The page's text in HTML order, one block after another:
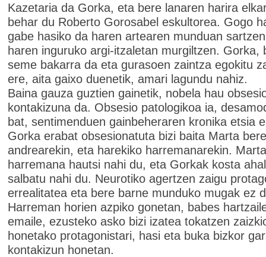
Kazetaria da Gorka, eta bere lanaren harira
behar du Roberto Gorosabel eskultorea. Gogo
gabe hasiko da haren artearen munduan
haren inguruko argi-itzaletan murgiltzen. Gorka,
seme bakarra da eta gurasoen zaintza egokitu
ere, aita gaixo duenetik, amari lagundu nahiz.
Baina gauza guztien gainetik, nobela hau
kontakizuna da. Obsesio patologikoa ia,
bat, sentimenduen gainbeheraren kronika etsia
Gorka erabat obsesionatuta bizi baita Marta bere
andrearekin, eta harekiko harremanarekin.
harremana hautsi nahi du, eta Gorkak kosta
salbatu nahi du. Neurotiko agertzen zaigu
errealitatea eta bere barne munduko mugak ez
Harreman horien azpiko gonetan, babes
emaile, ezusteko asko bizi izatea tokatzen
honetako protagonistari, hasi eta buka bizkor
kontakizun honetan.